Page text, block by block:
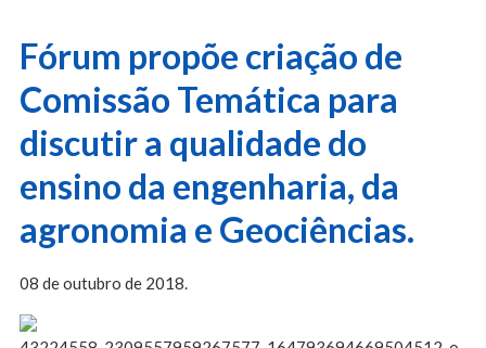
Fórum propõe criação de
Comissão Temática para
discutir a qualidade do
ensino da engenharia, da
agronomia e Geociências.
08 de outubro de 2018.